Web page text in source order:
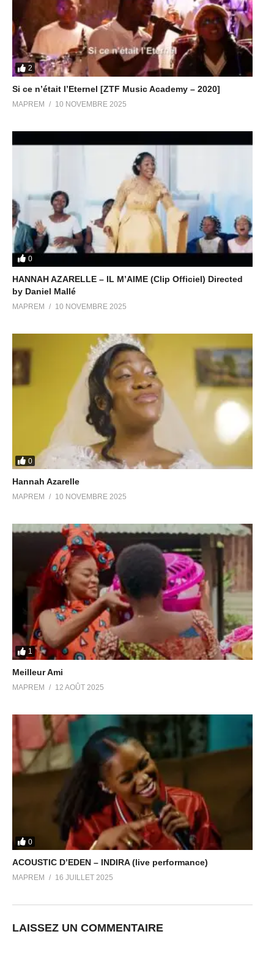
2
Si ce n’était l’Eternel [ZTF Music Academy – 2020]
MAPREM 10 NOVEMBRE 2025
0
HANNAH AZARELLE – IL M’AIME (Clip Officiel) Directed
by Daniel Mallé
MAPREM 10 NOVEMBRE 2025
0
Hannah Azarelle
MAPREM 10 NOVEMBRE 2025
1
Meilleur Ami
MAPREM 12 AOÛT 2025
0
ACOUSTIC D’EDEN – INDIRA (live performance)
MAPREM 16 JUILLET 2025
LAISSEZ UN COMMENTAIRE